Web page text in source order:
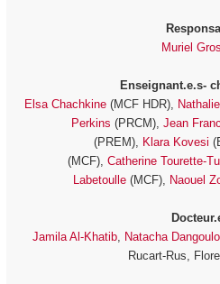
Muriel
Enseignant.e.s-
Elsa Chachkine(MCF HDR),
Perkins (PRCM), Jean
(PREM), Klara Kovesi
(MCF), Catherine Tourette-
Labetoulle(MCF), Naouel
Jamila Al-Khatib, Natacha
Rucart-Rus,